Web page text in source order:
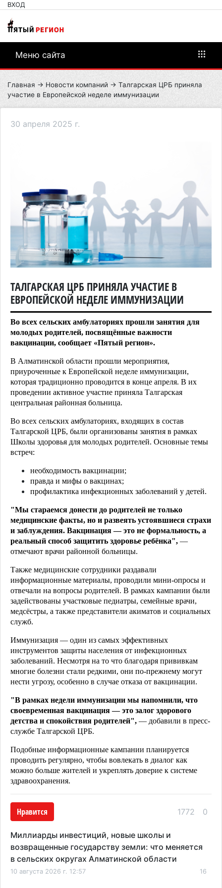
ВХОД
Меню сайта
Главная → Новости компаний → Талгарская ЦРБ приняла
участие в Европейской неделе иммунизации
30 апреля 2025 г.
ТАЛГАРСКАЯ ЦРБ ПРИНЯЛА УЧАСТИЕ В
ЕВРОПЕЙСКОЙ НЕДЕЛЕ ИММУНИЗАЦИИ
Во всех сельских амбулаториях прошли занятия для
молодых родителей, посвящённые важности
вакцинации, сообщает «Пятый регион».
В Алматинской области прошли мероприятия,
приуроченные к Европейской неделе иммунизации,
которая традиционно проводится в конце апреля. В их
проведении активное участие приняла Талгарская
центральная районная больница.
Во всех сельских амбулаториях, входящих в состав
Талгарской ЦРБ, были организованы занятия в рамках
Школы здоровья для молодых родителей. Основные темы
встреч:
необходимость вакцинации;
правда и мифы о вакцинах;
профилактика инфекционных заболеваний у детей.
"Мы стараемся донести до родителей не только
медицинские факты, но и развеять устоявшиеся страхи
и заблуждения. Вакцинация — это не формальность, а
реальный способ защитить здоровье ребёнка", —
отмечают врачи районной больницы.
Также медицинские сотрудники раздавали
информационные материалы, проводили мини-опросы и
отвечали на вопросы родителей. В рамках кампании были
задействованы участковые педиатры, семейные врачи,
медсёстры, а также представители акиматов и социальных
служб.
Иммунизация — один из самых эффективных
инструментов защиты населения от инфекционных
заболеваний. Несмотря на то что благодаря прививкам
многие болезни стали редкими, они по-прежнему могут
нести угрозу, особенно в случае отказа от вакцинации.
"В рамках недели иммунизации мы напомнили, что
своевременная вакцинация — это залог здорового
детства и спокойствия родителей", — добавили в пресс-
службе Талгарской ЦРБ.
Подобные информационные кампании планируется
проводить регулярно, чтобы вовлекать в диалог как
можно больше жителей и укреплять доверие к системе
здравоохранения.
Нравится 1772 0
Миллиарды инвестиций, новые школы и
возвращенные государству земли: что меняется
в сельских округах Алматинской области
10 августа 2026 г. 12:57 16